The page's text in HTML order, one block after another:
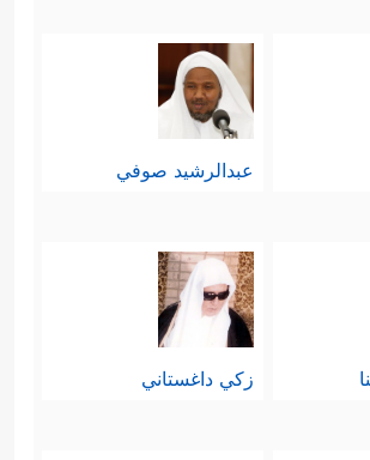
عبدالرشيد صوفي
زكي داغستاني